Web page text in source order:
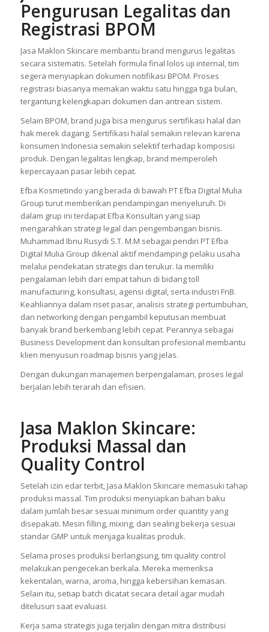
Pengurusan Legalitas dan
Registrasi BPOM
Jasa Maklon Skincare membantu brand mengurus legalitas
secara sistematis. Setelah formula final lolos uji internal, tim
segera menyiapkan dokumen notifikasi BPOM. Proses
registrasi biasanya memakan waktu satu hingga tiga bulan,
tergantung kelengkapan dokumen dan antrean sistem.
Selain BPOM, brand juga bisa mengurus sertifikasi halal dan
hak merek dagang. Sertifikasi halal semakin relevan karena
konsumen Indonesia semakin selektif terhadap komposisi
produk. Dengan legalitas lengkap, brand memperoleh
kepercayaan pasar lebih cepat.
Efba Kosmetindo yang berada di bawah PT Efba Digital Mulia
Group turut memberikan pendampingan menyeluruh. Di
dalam grup ini terdapat Efba Konsultan yang siap
mengarahkan strategi legal dan pengembangan bisnis.
Muhammad Ibnu Rusydi S.T. M.M sebagai pendiri PT Efba
Digital Mulia Group dikenal aktif mendampingi pelaku usaha
melalui pendekatan strategis dan terukur. Ia memiliki
pengalaman lebih dari empat tahun di bidang toll
manufacturing, konsultasi, agensi digital, serta industri FnB.
Keahliannya dalam riset pasar, analisis strategi pertumbuhan,
dan networking dengan pengambil keputusan membuat
banyak brand berkembang lebih cepat. Perannya sebagai
Business Development dan konsultan profesional membantu
klien menyusun roadmap bisnis yang jelas.
Dengan dukungan manajemen berpengalaman, proses legal
berjalan lebih terarah dan efisien.
Jasa Maklon Skincare:
Produksi Massal dan
Quality Control
Setelah izin edar terbit, Jasa Maklon Skincare memasuki tahap
produksi massal. Tim produksi menyiapkan bahan baku
dalam jumlah besar sesuai minimum order quantity yang
disepakati. Mesin filling, mixing, dan sealing bekerja sesuai
standar GMP untuk menjaga kualitas produk.
Selama proses produksi berlangsung, tim quality control
melakukan pengecekan berkala. Mereka memeriksa
kekentalan, warna, aroma, hingga kebersihan kemasan.
Selain itu, setiap batch dicatat secara detail agar mudah
ditelusuri saat evaluasi.
Kerja sama strategis juga terjalin dengan mitra distribusi